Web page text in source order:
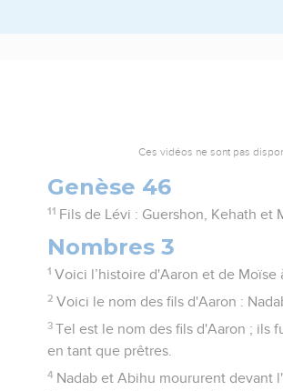
Ces vidéos ne sont pas
Genèse 46
11 Fils de Lévi : Guershon, Kehath et
Nombres 3
1 Voici l’histoire d'Aaron et de Moïse
2 Voici le nom des fils d'Aaron :
3 Tel est le nom des fils d'Aaron ; ils
en tant que prêtres.
4 Nadab et Abihu moururent devant